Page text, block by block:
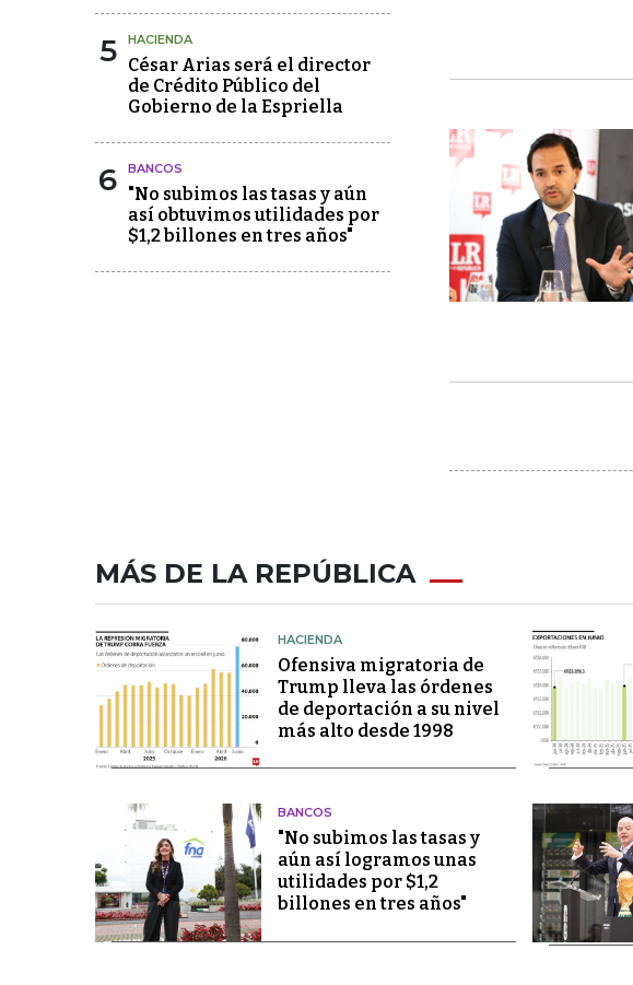
5 HACIENDA
César Arias será el director
de Crédito Público del
Gobierno de la Espriella
6 BANCOS
"No subimos las tasas y aún
así obtuvimos utilidades por
$1,2 billones en tres años"
MÁS DE LA REPÚBLICA
HACIENDA
Ofensiva migratoria de
Trump lleva las órdenes
de deportación a su nivel
más alto desde 1998
BANCOS
"No subimos las tasas y
aún así logramos unas
utilidades por $1,2
billones en tres años"